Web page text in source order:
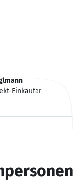
Einkäufer